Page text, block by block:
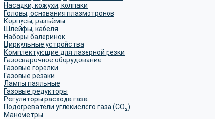
Насадки, кожухи, колпаки
Головы, основания плазмотронов
Корпусы, разъёмы
Шлейфы, кабеля
Наборы балеринок
Циркульные устройства
Комплектующие для лазерной резки
Газосварочное оборудование
Газовые горелки
Газовые резаки
Лампы паяльные
Газовые редукторы
Регуляторы расхода газа
Подогреватели углекислого газа (CO₂)
Манометры